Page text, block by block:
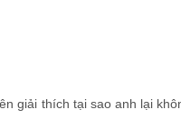
giải thích tại sao anh lại